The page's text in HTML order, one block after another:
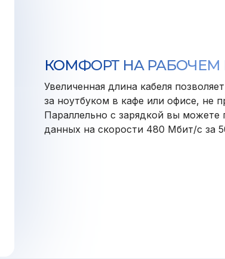
КОМФОРТ НА РАБОЧЕМ
Увеличенная длина кабеля
за ноутбуком в кафе или офисе, не
Параллельно с зарядкой вы можете
данных на скорости 480 Мбит/с за